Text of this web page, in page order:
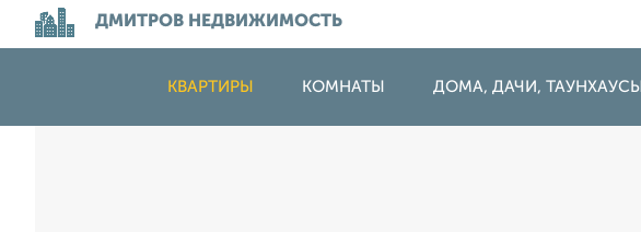
ДМИТРОВ НЕДВИЖИМОСТЬ
КВАРТИРЫ КОМНАТЫ ДОМА, ДАЧИ, ТАУНХАУСЫ